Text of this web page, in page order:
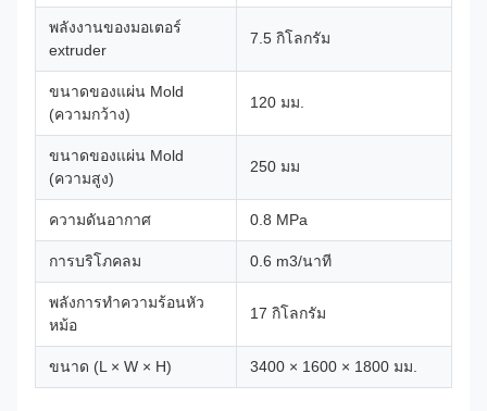
พลังงานของมอเตอร์
extruder
7.5 กิโลกรัม
ขนาดของแผ่น Mold
(ความกว้าง)
120 มม.
ขนาดของแผ่น Mold
(ความสูง)
250 มม
ความดันอากาศ 0.8 MPa
การบริโภคลม 0.6 m3/นาที
พลังการทําความร้อนหัว
หม้อ
17 กิโลกรัม
ขนาด (L × W × H) 3400 × 1600 × 1800 มม.